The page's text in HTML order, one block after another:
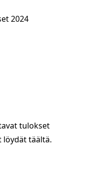
2024
tulokset
löydät täältä.